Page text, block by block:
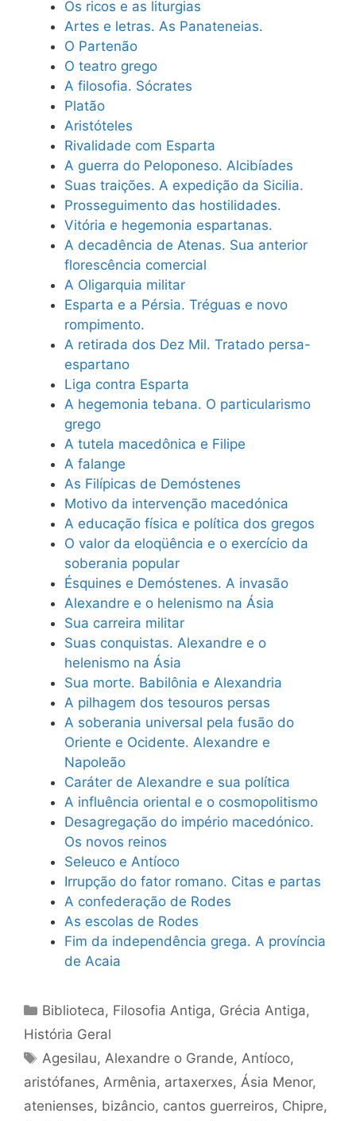
Os ricos e as liturgias
Artes e letras. As Panateneias.
O Partenão
O teatro grego
A filosofia. Sócrates
Platão
Aristóteles
Rivalidade com Esparta
A guerra do Peloponeso. Alcibíades
Suas traições. A expedição da Sicilia.
Prosseguimento das hostilidades.
Vitória e hegemonia espartanas.
A decadência de Atenas. Sua anterior
florescência comercial
A Oligarquia militar
Esparta e a Pérsia. Tréguas e novo
rompimento.
A retirada dos Dez Mil. Tratado persa-
espartano
Liga contra Esparta
A hegemonia tebana. O particularismo
grego
A tutela macedônica e Filipe
A falange
As Filípicas de Demóstenes
Motivo da intervenção macedónica
A educação física e política dos gregos
O valor da eloqüência e o exercício da
soberania popular
Ésquines e Demóstenes. A invasão
Alexandre e o helenismo na Ásia
Sua carreira militar
Suas conquistas. Alexandre e o
helenismo na Ásia
Sua morte. Babilônia e Alexandria
A pilhagem dos tesouros persas
A soberania universal pela fusão do
Oriente e Ocidente. Alexandre e
Napoleão
Caráter de Alexandre e sua política
A influência oriental e o cosmopolitismo
Desagregação do império macedónico.
Os novos reinos
Seleuco e Antíoco
Irrupção do fator romano. Citas e partas
A confederação de Rodes
As escolas de Rodes
Fim da independência grega. A província
de Acaia
Categorias
Biblioteca, Filosofia Antiga, Grécia Antiga,
História Geral
Tags
Agesilau,Alexandre o Grande,Antíoco,
aristófanes, Armênia, artaxerxes, Ásia Menor,
atenienses, bizâncio, cantos guerreiros, Chipre,